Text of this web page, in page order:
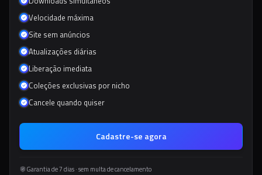
Velocidade máxima
Site sem anúncios
Atualizações diárias
Liberação imediata
Coleções exclusivas por nicho
Cancele quando quiser
Cadastre-se agora
Garantia de 7 dias · sem multa de cancelamento